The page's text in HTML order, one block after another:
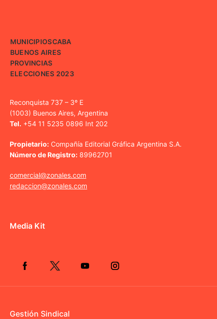
MUNICIPIOSCABA
BUENOS AIRES
PROVINCIAS
ELECCIONES 2023
Reconquista 737 – 3º E
(1003) Buenos Aires, Argentina
Tel. +54 11 5235 0896 Int 202
Propietario: Compañía Editorial Gráfica Argentina S.A.
Número de Registro: 89962701
comercial@zonales.com
redaccion@zonales.com
Media Kit
Gestión Sindical